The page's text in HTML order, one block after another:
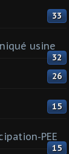
33
usine
32
26
15
PEE
15